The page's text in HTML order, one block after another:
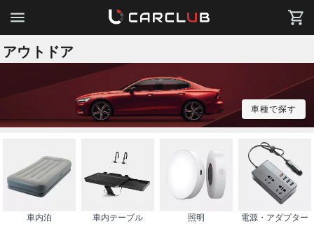
アウトドア
車種で探す
車内泊 車内テーブル 照明 電源・アダプター